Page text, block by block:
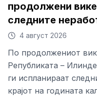
продолжени
следните
4 август 2026
По продолжениот
Републиката –
ги испланираат
крајот на годината